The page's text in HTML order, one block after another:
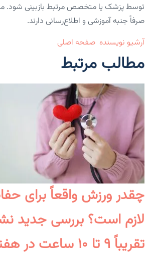
توسط پزشک یا متخصص مرتبط بازبینی شود.
صرفاً جنبه آموزشی و اطلاع‌رسانی دارند.
آرشیو نویسنده صفحه اصلی
مطالب مرتبط
چقدر ورزش واقعاً برای
لازم است؟ بررسی جدید
تقریباً ۹ تا ۱۰ ساعت در هفته